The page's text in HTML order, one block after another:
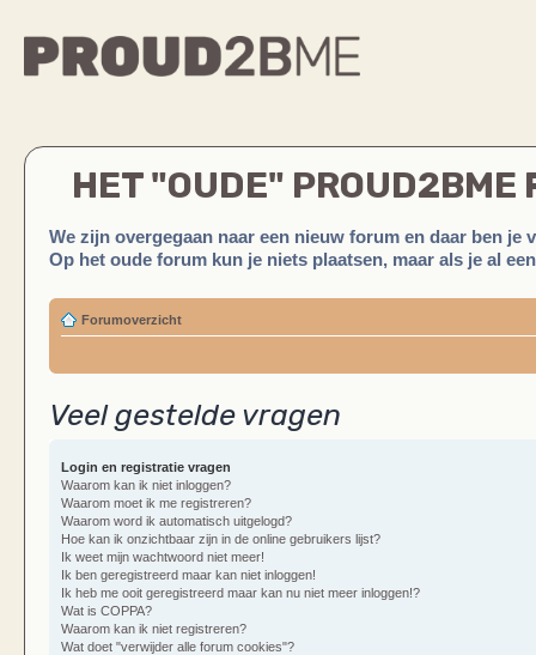
HET "OUDE" PROUD2BME
We zijn overgegaan naar een nieuw forum en daar ben je
Op het oude forum kun je niets plaatsen, maar als je al
Forumoverzicht
Veel gestelde vragen
Login en registratie vragen
Waarom kan ik niet inloggen?
Waarom moet ik me registreren?
Waarom word ik automatisch uitgelogd?
Hoe kan ik onzichtbaar zijn in de online gebruikers lijst?
Ik weet mijn wachtwoord niet meer!
Ik ben geregistreerd maar kan niet inloggen!
Ik heb me ooit geregistreerd maar kan nu niet meer inloggen!?
Wat is COPPA?
Waarom kan ik niet registreren?
Wat doet "verwijder alle forum cookies"?